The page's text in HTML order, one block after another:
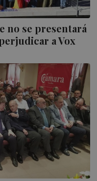
no se presentará
a Vox